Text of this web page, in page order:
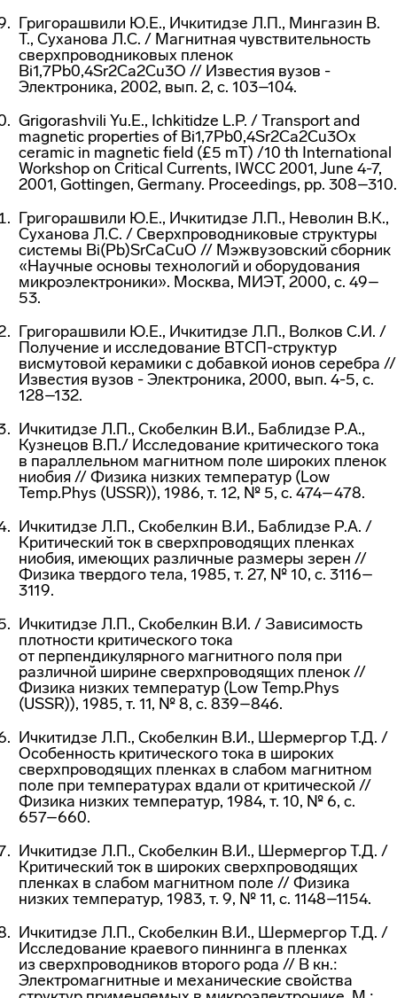
Григорашвили Ю.Е., Ичкитидзе Л.П., Мингазин В.
Т., Суханова Л.С. / Магнитная чувствительность
сверхпроводниковых пленок
Bi1,7Pb0,4Sr2Ca2Cu3O // Известия вузов -
Электроника, 2002, вып. 2, с. 103–104.
Grigorashvili Yu.E., Ichkitidze L.P. / Transport and
magnetic properties of Bi1,7Pb0,4Sr2Ca2Cu3Ox
ceramic in magnetic field (£5 mT) /10 th International
Workshop on Critical Currents, IWCC 2001, June 4-7,
2001, Gottingen, Germany. Proceedings, pp. 308–310.
Григорашвили Ю.Е., Ичкитидзе Л.П., Неволин В.К.,
Суханова Л.С. / Сверхпроводниковые структуры
системы Bi(Pb)SrCaCuO // Мэжвузовский сборник
«Научные основы технологий и оборудования
микроэлектроники». Москва, МИЭТ, 2000, с. 49–
53.
Григорашвили Ю.Е., Ичкитидзе Л.П., Волков С.И. /
Получение и исследование ВТСП-структур
висмутовой керамики с добавкой ионов серебра //
Известия вузов - Электроника, 2000, вып. 4-5, с.
128–132.
Ичкитидзе Л.П., Скобелкин В.И., Баблидзе Р.А.,
Кузнецов В.П./ Исследование критического тока
в параллельном магнитном поле широких пленок
ниобия // Физика низких температур (Low
Temp.Phys (USSR)), 1986, т. 12, № 5, с. 474–478.
Ичкитидзе Л.П., Скобелкин В.И., Баблидзе Р.А. /
Критический ток в сверхпроводящих пленках
ниобия, имеющих различные размеры зерен //
Физика твердого тела, 1985, т. 27, № 10, с. 3116–
3119.
Ичкитидзе Л.П., Скобелкин В.И. / Зависимость
плотности критического тока
от перпендикулярного магнитного поля при
различной ширине сверхпроводящих пленок //
Физика низких температур (Low Temp.Phys
(USSR)), 1985, т. 11, № 8, с. 839–846.
Ичкитидзе Л.П., Скобелкин В.И., Шермергор Т.Д. /
Особенность критического тока в широких
сверхпроводящих пленках в слабом магнитном
поле при температурах вдали от критической //
Физика низких температур, 1984, т. 10, № 6, с.
657–660.
Ичкитидзе Л.П., Скобелкин В.И., Шермергор Т.Д. /
Критический ток в широких сверхпроводящих
пленках в слабом магнитном поле // Физика
низких температур, 1983, т. 9, № 11, с. 1148–1154.
Ичкитидзе Л.П., Скобелкин В.И., Шермергор Т.Д. /
Исследование краевого пиннинга в пленках
из сверхпроводников второго рода // В кн.:
Электромагнитные и механические свойства